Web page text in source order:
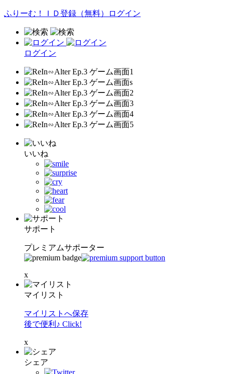
ふりーむ！ＩＤ登録（無料） ログイン
ログイン
いいね
サポート
プレミアムサポーター
x
マイリスト
マイリストへ保存
後で便利♪ Click!
x
シェア